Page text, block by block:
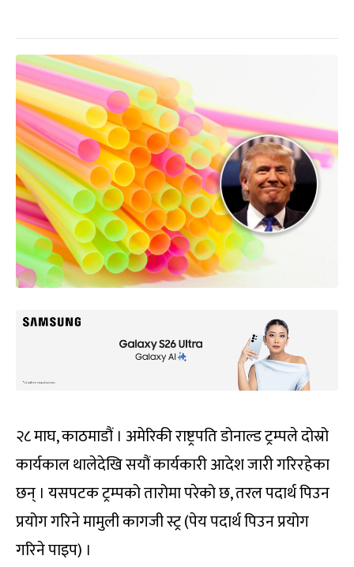
२८ माघ, काठमाडौं । अमेरिकी राष्ट्रपति डोनाल्ड ट्रम्पले दोस्रो
कार्यकाल थालेदेखि सयौं कार्यकारी आदेश जारी गरिरहेका
छन् । यसपटक ट्रम्पको तारोमा परेको छ, तरल पदार्थ पिउन
प्रयोग गरिने मामुली कागजी स्ट्र (पेय पदार्थ पिउन प्रयोग
गरिने पाइप) ।